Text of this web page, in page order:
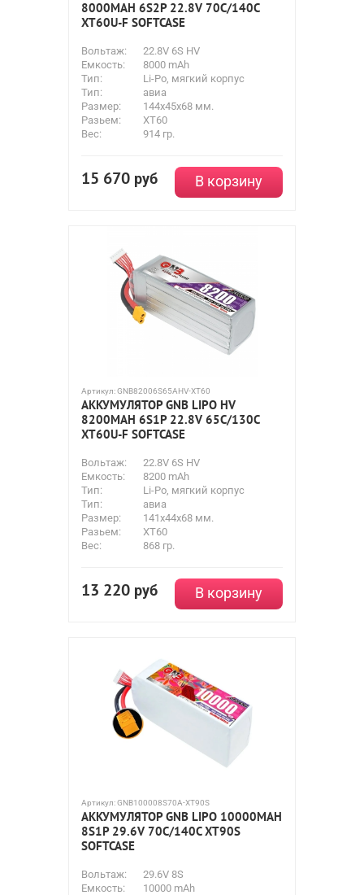
8000MAH 6S2P 22.8V 70С/140C
XT60U-F SOFTCASE
Вольтаж:
22.8V 6S HV
Емкость:
8000 mAh
Тип:
Li-Po, мягкий корпус
Тип:
авиа
Размер:
144x45x68 мм.
Разьем:
XT60
Вес:
914 гр.
15 670 руб В корзину
Артикул:GNB82006S65AHV-XT60
АККУМУЛЯТОР GNB LIPO HV
8200MAH 6S1P 22.8V 65С/130C
XT60U-F SOFTCASE
Вольтаж:
22.8V 6S HV
Емкость:
8200 mAh
Тип:
Li-Po, мягкий корпус
Тип:
авиа
Размер:
141x44x68 мм.
Разьем:
XT60
Вес:
868 гр.
13 220 руб В корзину
Артикул:GNB100008S70A-XT90S
АККУМУЛЯТОР GNB LIPO 10000MAH
8S1P 29.6V 70С/140C XT90S
SOFTCASE
Вольтаж:
29.6V 8S
Емкость:
10000 mAh